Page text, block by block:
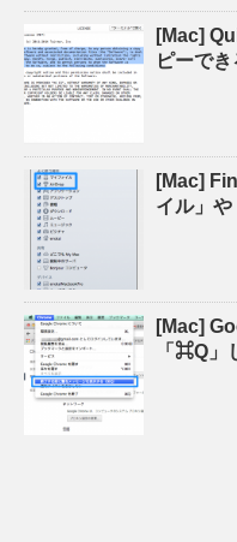
[Mac]
ピーで
[Mac]
イル」
[Mac]
「⌘Q」